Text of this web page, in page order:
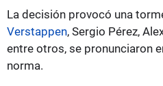
La decisión provocó una
Verstappen, Sergio Pérez,
entre otros, se pronunciaron
norma.